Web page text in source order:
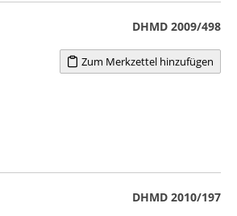
DHMD 2009/498
Zum Merkzettel hinzufügen
DHMD 2010/197